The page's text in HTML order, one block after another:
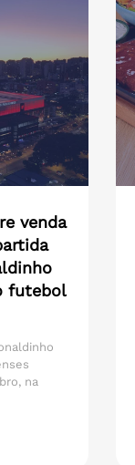
venda
futebol
na